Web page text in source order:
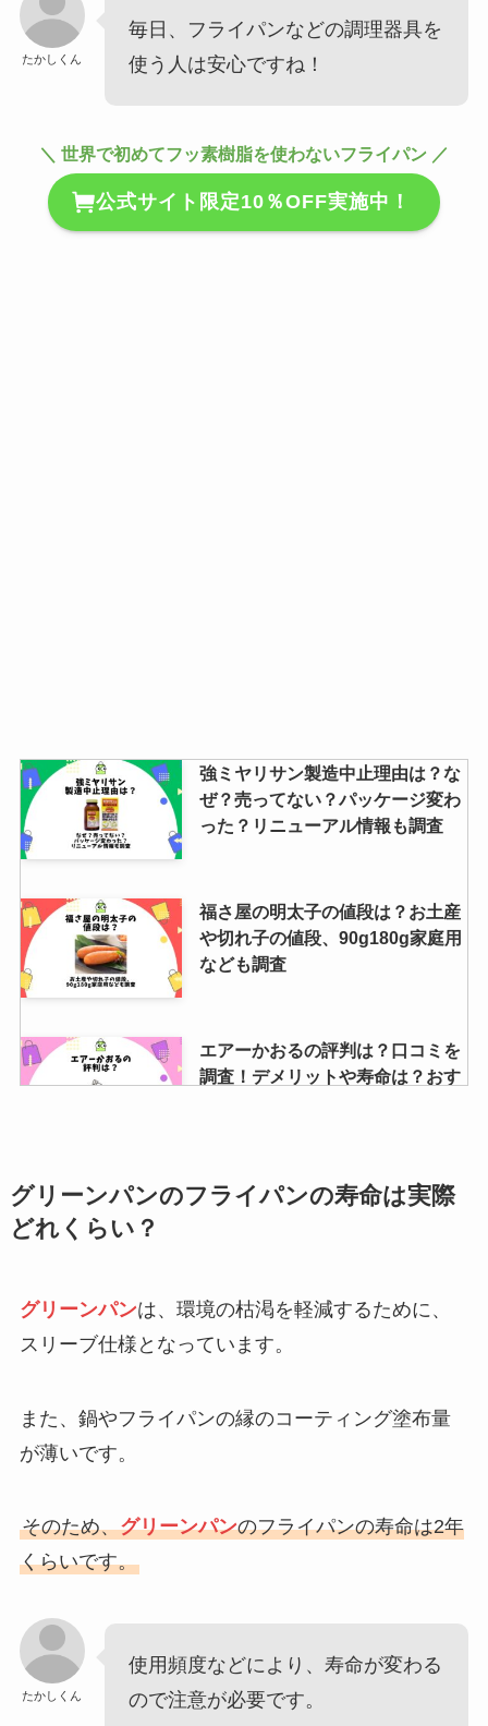
たかしくん
毎日、フライパンなどの調理器具を
使う人は安心ですね！
＼ 世界で初めてフッ素樹脂を使わないフライパン ／
公式サイト限定10％OFF実施中！
強ミヤリサン製造中止理由は？な
ぜ？売ってない？パッケージ変わ
った？リニューアル情報も調査
福さ屋の明太子の値段は？お土産
や切れ子の値段、90g180g家庭用
なども調査
エアーかおるの評判は？口コミを
調査！デメリットや寿命は？おす
おいしい酢はスーパーやカルディ
で売ってる？取扱い店舗や通販を
デイジーストアの誕生日クーポン
もらえない？セールや送料無料は
れる理由を調査！
の対処法
グリーンパンのフライパンの寿命は実際
どれくらい？
グリーンパンは、環境の枯渇を軽減するために、
スリーブ仕様となっています。
また、鍋やフライパンの縁のコーティング塗布量
が薄いです。
そのため、グリーンパンのフライパンの寿命は2年
くらいです。
たかしくん
使用頻度などにより、寿命が変わる
ので注意が必要です。